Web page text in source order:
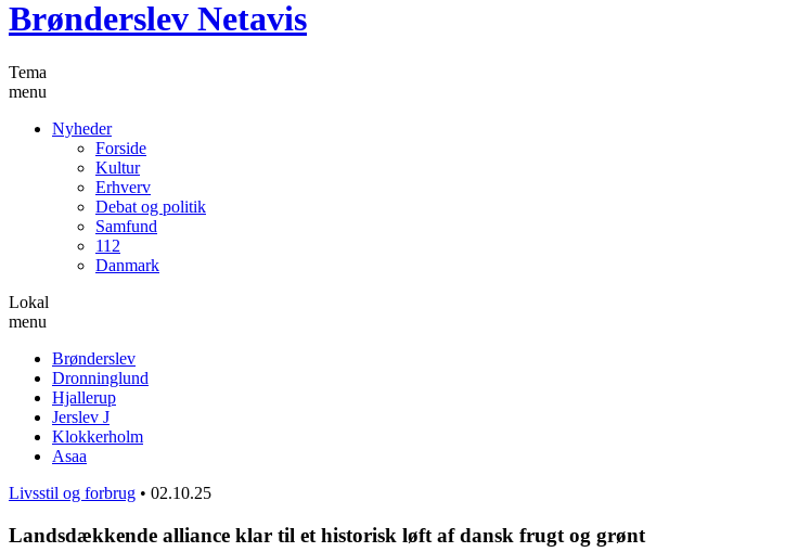
Brønderslev Netavis
Tema
menu
Nyheder
Forside
Kultur
Erhverv
Debat og politik
Samfund
112
Danmark
Lokal
menu
Brønderslev
Dronninglund
Hjallerup
Jerslev J
Klokkerholm
Asaa
Livsstil og forbrug • 02.10.25
Landsdækkende alliance klar til et historisk løft af dansk frugt og grønt